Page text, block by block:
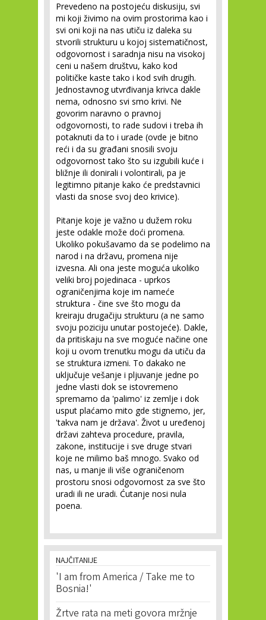
Prevedeno na postojeću diskusiju, svi
mi koji živimo na ovim prostorima kao i
svi oni koji na nas utiču iz daleka su
stvorili strukturu u kojoj sistematičnost,
odgovornost i saradnja nisu na visokoj
ceni u našem društvu, kako kod
političke kaste tako i kod svih drugih.
Jednostavnog utvrđivanja krivca dakle
nema, odnosno svi smo krivi. Ne
govorim naravno o pravnoj
odgovornosti, to rade sudovi i treba ih
potaknuti da to i urade (ovde je bitno
reći i da su građani snosili svoju
odgovornost tako što su izgubili kuće i
bližnje ili donirali i volontirali, pa je
legitimno pitanje kako će predstavnici
vlasti da snose svoj deo krivice).
Pitanje koje je važno u dužem roku
jeste odakle može doći promena.
Ukoliko pokušavamo da se podelimo na
narod i na državu, promena nije
izvesna. Ali ona jeste moguća ukoliko
veliki broj pojedinaca - uprkos
ograničenjima koje im nameće
struktura - čine sve što mogu da
kreiraju drugačiju strukturu (a ne samo
svoju poziciju unutar postojeće). Dakle,
da pritiskaju na sve moguće načine one
koji u ovom trenutku mogu da utiču da
se struktura izmeni. To dakako ne
uključuje vešanje i pljuvanje jedne po
jedne vlasti dok se istovremeno
spremamo da 'palimo' iz zemlje i dok
usput plaćamo mito gde stignemo, jer,
'takva nam je država'. Život u uređenoj
državi zahteva procedure, pravila,
zakone, institucije i sve druge stvari
koje ne milimo baš mnogo. Svako od
nas, u manje ili više ograničenom
prostoru snosi odgovornost za sve što
uradi ili ne uradi. Ćutanje nosi nula
poena.
NAJČITANIJE
'I am from America / Take me to
Bosnia!'
Žrtve rata na meti govora mržnje